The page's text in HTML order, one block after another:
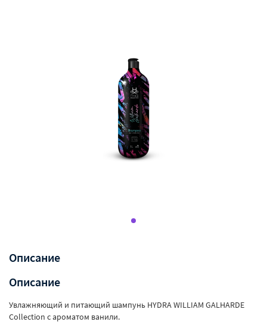
Описание
Описание
Увлажняющий и питающий шампунь HYDRA WILLIAM GALHARDE
Collection с ароматом ванили.